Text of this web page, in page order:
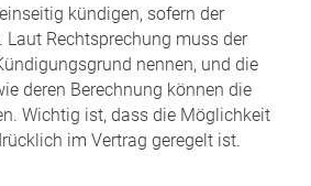
kündigen, sofern der
Laut Rechtsprechung muss der
nennen, und die
deren Berechnung können die
Wichtig ist, dass die Möglichkeit
im Vertrag geregelt ist.